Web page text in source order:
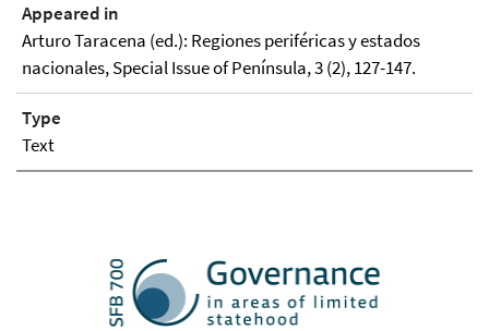
Appeared in
Arturo Taracena (ed.): Regiones periféricas y estados
nacionales, Special Issue of Península, 3 (2), 127-147.
Type
Text